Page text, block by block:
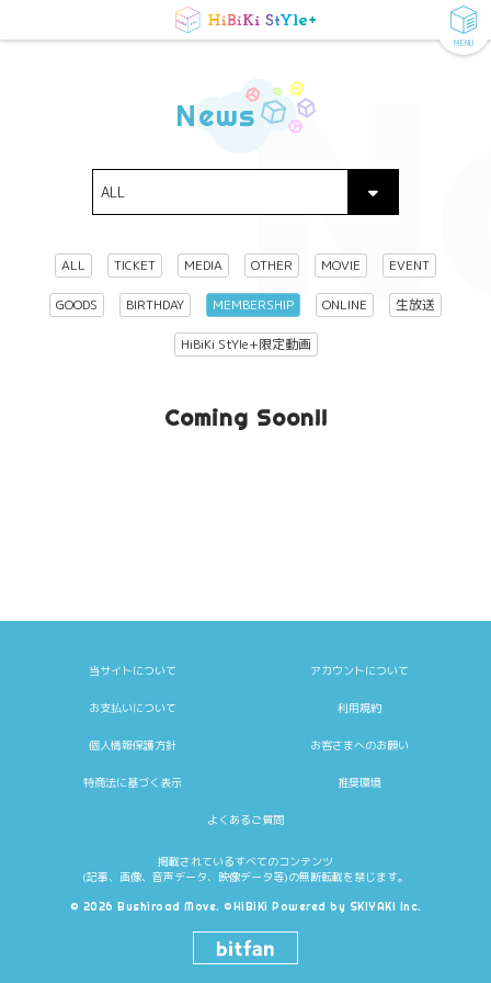
MENU
News
ALL TICKET MEDIA OTHER MOVIE EVENT
GOODS BIRTHDAY MEMBERSHIP ONLINE 生放送
HiBiKi StYle+限定動画
Coming Soon!!
当サイトについて アカウントについて
お支払いについて 利用規約
個人情報保護方針 お客さまへのお願い
特商法に基づく表示 推奨環境
よくあるご質問
掲載されているすべてのコンテンツ
(記事、画像、音声データ、映像データ等)の無断転載を禁じます。
© 2026 Bushiroad Move. ©HiBiKi Powered by SKIYAKI Inc.